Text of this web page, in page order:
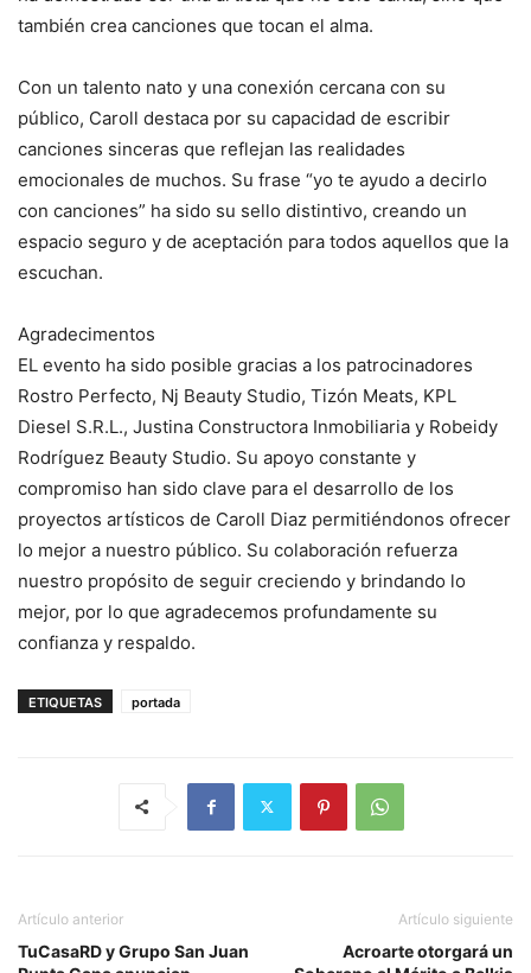
también crea canciones que tocan el alma.
Con un talento nato y una conexión cercana con su
público, Caroll destaca por su capacidad de escribir
canciones sinceras que reflejan las realidades
emocionales de muchos. Su frase “yo te ayudo a decirlo
con canciones” ha sido su sello distintivo, creando un
espacio seguro y de aceptación para todos aquellos que la
escuchan.
Agradecimentos
EL evento ha sido posible gracias a los patrocinadores
Rostro Perfecto, Nj Beauty Studio, Tizón Meats, KPL
Diesel S.R.L., Justina Constructora Inmobiliaria y Robeidy
Rodríguez Beauty Studio. Su apoyo constante y
compromiso han sido clave para el desarrollo de los
proyectos artísticos de Caroll Diaz permitiéndonos ofrecer
lo mejor a nuestro público. Su colaboración refuerza
nuestro propósito de seguir creciendo y brindando lo
mejor, por lo que agradecemos profundamente su
confianza y respaldo.
ETIQUETAS portada
Artículo anterior
TuCasaRD y Grupo San Juan
Artículo siguiente
Acroarte otorgará un